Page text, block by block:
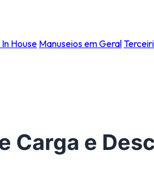
House Manuseios em Geral
Carga e